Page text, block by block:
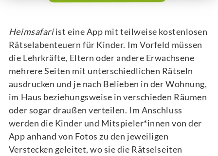
Heimsafariist eine App mit teilweise kostenlosen
Rätselabenteuern für Kinder. Im Vorfeld müssen
die Lehrkräfte, Eltern oder andere Erwachsene
mehrere Seiten mit unterschiedlichen Rätseln
ausdrucken und je nach Belieben in der Wohnung,
im Haus beziehungsweise in verschieden Räumen
oder sogar draußen verteilen. Im Anschluss
werden die Kinder und Mitspieler*innen von der
App anhand von Fotos zu den jeweiligen
Verstecken geleitet, wo sie die Rätselseiten